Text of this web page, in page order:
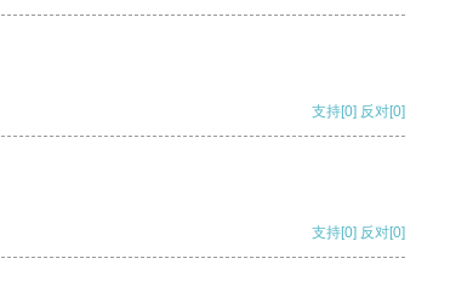
支持[0] 反对[0]
支持[0] 反对[0]